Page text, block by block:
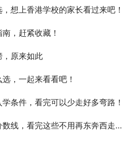
想上香港学校的家长看过来吧！
，赶紧收藏！
，原来如此
，一起来看看吧！
条件，看完可以少走好多弯路！
，看完这些不用再东奔西走查资料了